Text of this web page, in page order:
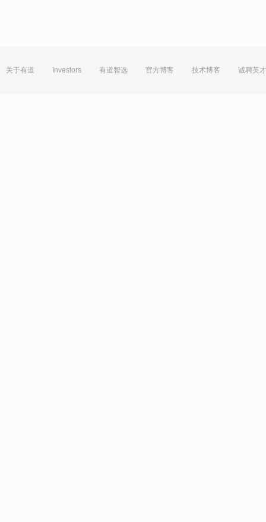
关于有道 Investors 有道智选 官方博客 技术博客 诚聘英才